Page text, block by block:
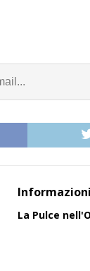
La Pulce